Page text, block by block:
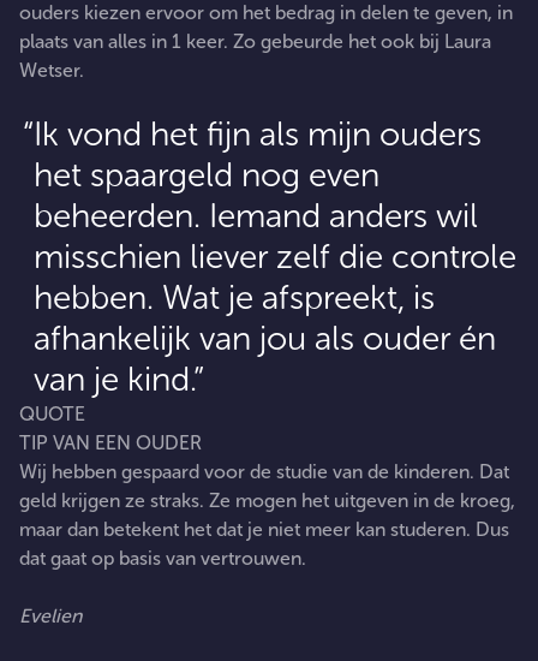
ouders kiezen ervoor om het bedrag in delen te geven, in
plaats van alles in 1 keer. Zo gebeurde het ook bij Laura
Wetser.
Ik vond het fijn als mijn ouders
het spaargeld nog even
beheerden. Iemand anders wil
misschien liever zelf die controle
hebben. Wat je afspreekt, is
afhankelijk van jou als ouder én
van je kind.
QUOTE
TIP VAN EEN OUDER
Wij hebben gespaard voor de studie van de kinderen. Dat
geld krijgen ze straks. Ze mogen het uitgeven in de kroeg,
maar dan betekent het dat je niet meer kan studeren. Dus
dat gaat op basis van vertrouwen.
Evelien